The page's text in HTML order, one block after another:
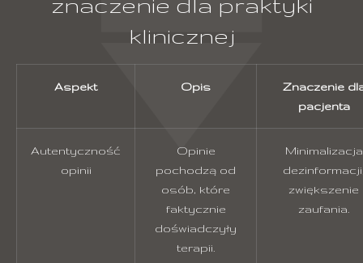
klinicznej
Aspekt Opis
Znaczenie
pacjenta
Autentyczność
opinii
Opinie
pochodzą od
osób, które
faktycznie
doświadczyły
terapii.
Minimalizacja
zwiększenie
zaufania.